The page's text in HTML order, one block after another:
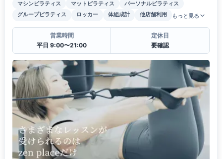
マシンピラティス マットピラティス
パーソナルピラティス
グループピラティス
ロッカー 体組成計 他店舗利用 もっと見る
営業時間
平日 9:00〜21:00
定休日
要確認